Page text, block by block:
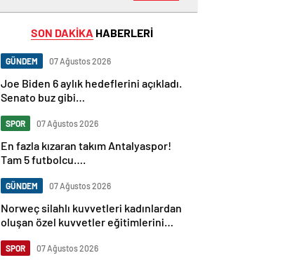
SON DAKİKA HABERLERİ
GÜNDEM 07 Ağustos 2026
Joe Biden 6 aylık hedeflerini açıkladı.
Senato buz gibi…
SPOR 07 Ağustos 2026
En fazla kızaran takım Antalyaspor!
Tam 5 futbolcu….
GÜNDEM 07 Ağustos 2026
Norweç silahlı kuvvetleri kadınlardan
oluşan özel kuvvetler eğitimlerini
SPOR 07 Ağustos 2026